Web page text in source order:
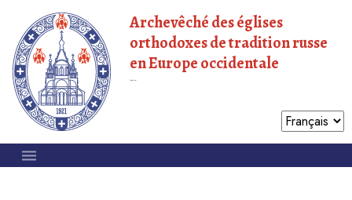
Archevêché des églises
orthodoxes de tradition russe
en Europe occidentale